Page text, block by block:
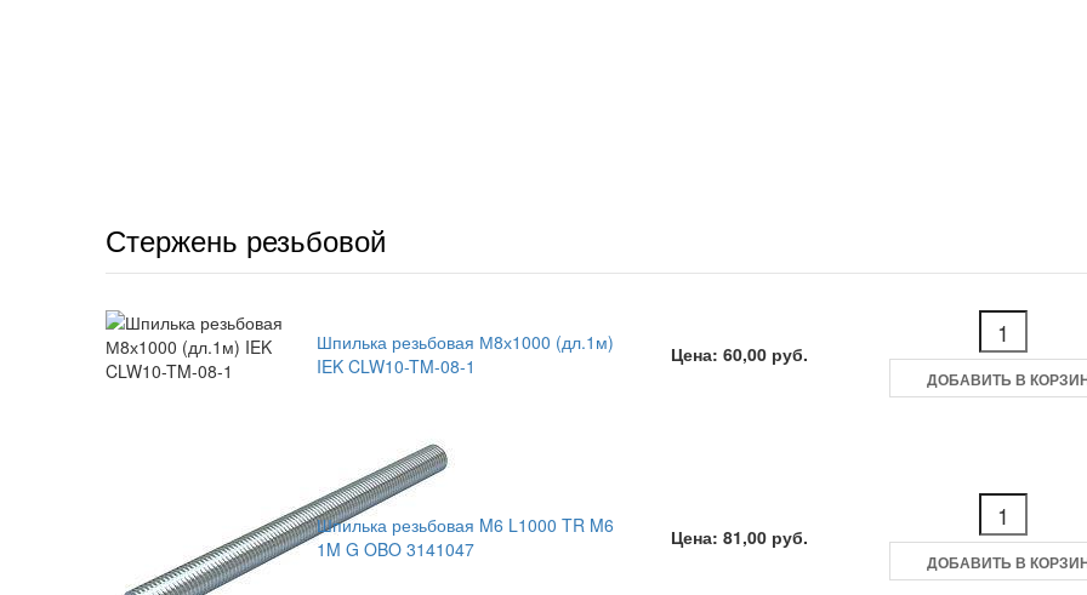
Стержень резьбовой
Шпилька резьбовая М8х1000 (дл.1м)
IEK CLW10-TM-08-1
Цена: 60,00 руб.
ДОБАВИТЬ В
Шпилька резьбовая M6 L1000 TR M6
1M G OBO 3141047
Цена: 81,00 руб.
ДОБАВИТЬ В